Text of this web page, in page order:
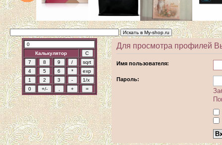
Калькулятор
Для просмотра профилей
Имя пользователя:
Пароль: